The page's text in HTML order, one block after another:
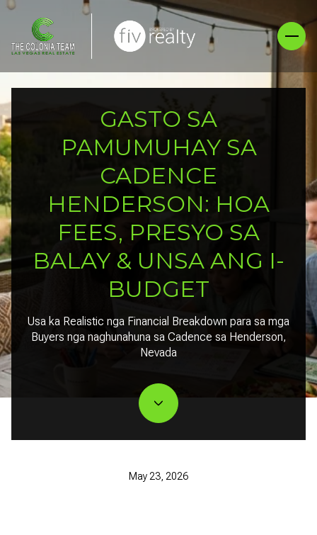
GASTO SA
PAMUMUHAY SA
CADENCE
HENDERSON: HOA
FEES, PRESYO SA
BALAY & UNSA ANG I-
BUDGET
Usa ka Realistic nga Financial Breakdown para sa mga
Buyers nga naghunahuna sa Cadence sa Henderson,
Nevada
May 23, 2026